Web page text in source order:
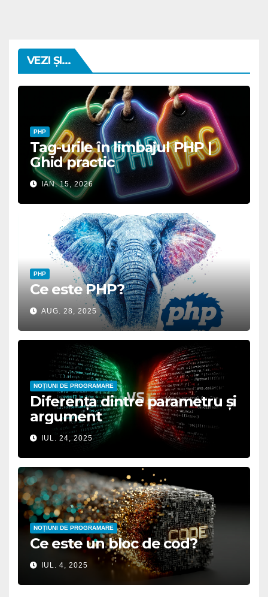
VEZI ȘI...
PHP
Tag-urile în limbajul PHP |
Ghid practic
IAN. 15, 2026
PHP
Ce este PHP?
AUG. 28, 2025
NOȚIUNI DE PROGRAMARE
Diferența dintre parametru și
argument
IUL. 24, 2025
NOȚIUNI DE PROGRAMARE
Ce este un bloc de cod?
IUL. 4, 2025